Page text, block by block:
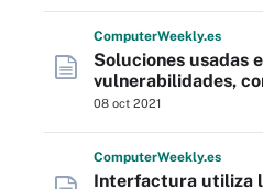
ComputerWeekly.es
Soluciones usadas
vulnerabilidades,
08 oct 2021
ComputerWeekly.es
Interfactura utiliza